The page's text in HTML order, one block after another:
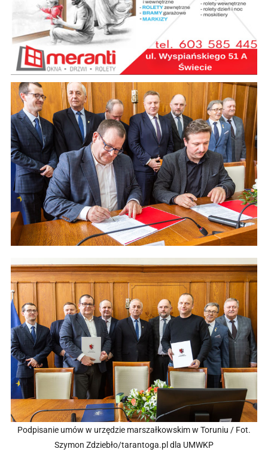
Podpisanie umów w urzędzie marszałkowskim w Toruniu / Fot.
Szymon Zdziebło/tarantoga.pl dla UMWKP